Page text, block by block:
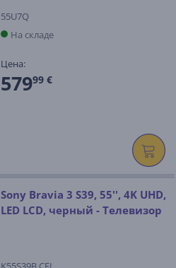
55U7Q
На складе
Цена:
57999 €
Sony Bravia 3 S39, 55'', 4K UHD,
LED LCD, черный - Телевизор